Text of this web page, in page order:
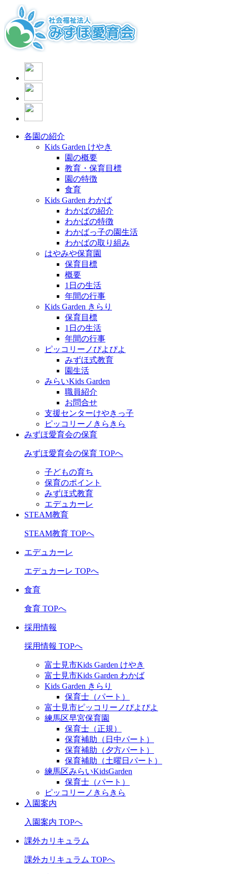
各園の紹介
Kids Garden けやき
園の概要
教育・保育目標
園の特徴
食育
Kids Garden わかば
わかばの紹介
わかばの特徴
わかばっ子の園生活
わかばの取り組み
はやみや保育園
保育目標
概要
1日の生活
年間の行事
Kids Garden きらり
保育目標
1日の生活
年間の行事
ピッコリーノぴよぴよ
みずほ式教育
園生活
みらいKids Garden
職員紹介
お問合せ
支援センターけやきっ子
ピッコリーノきらきら
みずほ愛育会の保育
みずほ愛育会の保育 TOPへ
子どもの育ち
保育のポイント
みずほ式教育
エデュカーレ
STEAM教育
STEAM教育 TOPへ
エデュカーレ
エデュカーレ TOPへ
食育
食育 TOPへ
採用情報
採用情報 TOPへ
富士見市Kids Garden けやき
富士見市Kids Garden わかば
Kids Garden きらり
保育士（パート）
富士見市ピッコリーノぴよぴよ
練馬区早宮保育園
保育士（正規）
保育補助（日中パート）
保育補助（夕方パート）
保育補助（土曜日パート）
練馬区みらいKidsGarden
保育士（パート）
ピッコリーノきらきら
入園案内
入園案内 TOPへ
課外カリキュラム
課外カリキュラム TOPへ